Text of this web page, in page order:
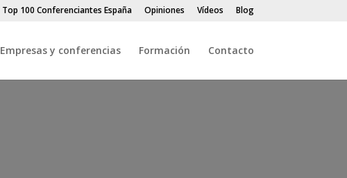
Top 100 Conferenciantes España Opiniones Vídeos Blog
Empresas y conferencias Formación Contacto